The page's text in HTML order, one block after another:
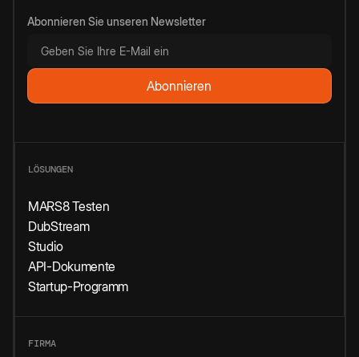
Abonnieren Sie unseren Newsletter
LÖSUNGEN
MARS8 Testen
DubStream
Studio
API-Dokumente
Startup-Programm
FIRMA